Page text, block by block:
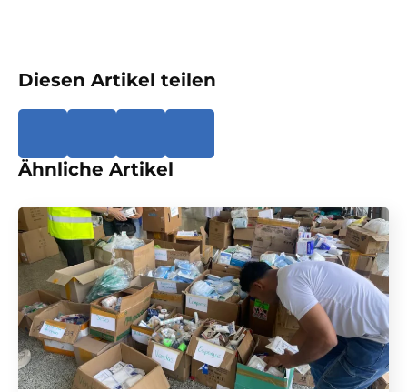
Diesen Artikel teilen
Ähnliche Artikel